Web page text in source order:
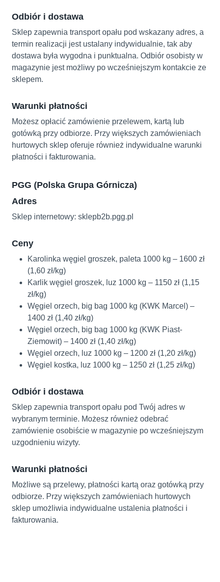
Odbiór i dostawa
Sklep zapewnia transport opału pod wskazany adres, a
termin realizacji jest ustalany indywidualnie, tak aby
dostawa była wygodna i punktualna. Odbiór osobisty w
magazynie jest możliwy po wcześniejszym kontakcie ze
sklepem.
Warunki płatności
Możesz opłacić zamówienie przelewem, kartą lub
gotówką przy odbiorze. Przy większych zamówieniach
hurtowych sklep oferuje również indywidualne warunki
płatności i fakturowania.
PGG (Polska Grupa Górnicza)
Adres
Sklep internetowy: sklepb2b.pgg.pl
Ceny
Karolinka węgiel groszek, paleta 1000 kg – 1600 zł
(1,60 zł/kg)
Karlik węgiel groszek, luz 1000 kg – 1150 zł (1,15
zł/kg)
Węgiel orzech, big bag 1000 kg (KWK Marcel) –
1400 zł (1,40 zł/kg)
Węgiel orzech, big bag 1000 kg (KWK Piast-
Ziemowit) – 1400 zł (1,40 zł/kg)
Węgiel orzech, luz 1000 kg – 1200 zł (1,20 zł/kg)
Węgiel kostka, luz 1000 kg – 1250 zł (1,25 zł/kg)
Odbiór i dostawa
Sklep zapewnia transport opału pod Twój adres w
wybranym terminie. Możesz również odebrać
zamówienie osobiście w magazynie po wcześniejszym
uzgodnieniu wizyty.
Warunki płatności
Możliwe są przelewy, płatności kartą oraz gotówką przy
odbiorze. Przy większych zamówieniach hurtowych
sklep umożliwia indywidualne ustalenia płatności i
fakturowania.